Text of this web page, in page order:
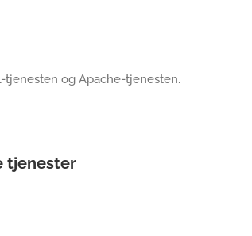
tjenesten og Apache-tjenesten.
tjenester